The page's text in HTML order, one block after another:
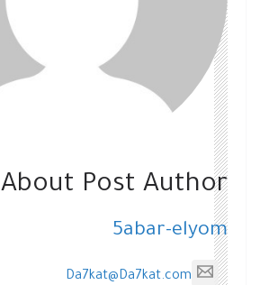
About Post Author
5abar-elyom
Da7kat@Da7kat.com